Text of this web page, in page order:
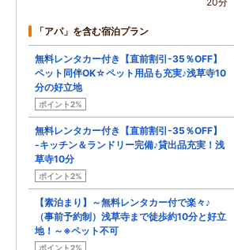
「アパ」を含む宿泊プラン
無料レンタカー付き【直前割引-35％OFF】
ペット同伴OK☆ペット用品も充実♪浅草寺10
分の好立地
ポイント2%
無料レンタカー付き【直前割引-35％OFF】
-キッチン＆ランドリー完備♪貸出品充実！浅
草寺10分
ポイント2%
【素泊まり】～無料レンタカー付で楽々♪
（事前予約制）浅草寺まで徒歩約10分と好立
地！～※ペット不可
ポイント2%